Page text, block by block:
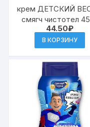
крем ДЕТСКИЙ
смягч чистотел
(24)к.1858,1935
44.50₽
В КОРЗИНУ